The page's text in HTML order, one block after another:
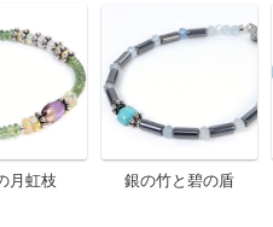
月虹枝 銀の竹と碧の盾